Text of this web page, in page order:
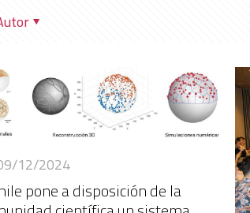
12/2024
pone a disposición de la